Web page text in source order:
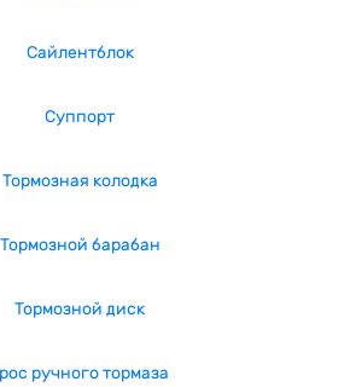
Сайлентблок
Суппорт
Тормозная колодка
Тормозной барабан
Тормозной диск
ручного тормаза